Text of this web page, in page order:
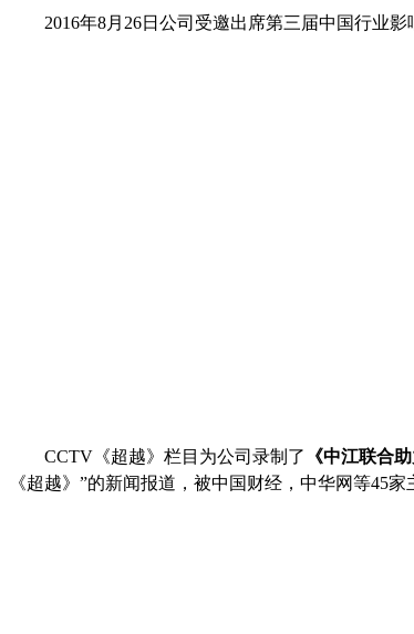
2016年8月26日公司受邀出席第三届中国行业
CCTV《超越》栏目为公司录制了 《中江联合
《超越》”的新闻报道，被中国财经，中华网等45家